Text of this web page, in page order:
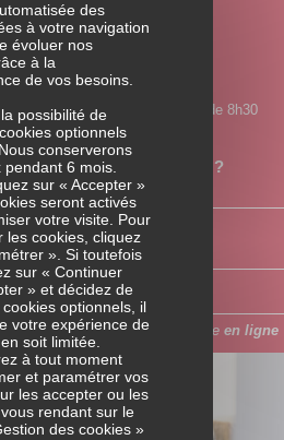
NOUS
980 990
de 8h30 à 18h et le vendredi de 8h30
à 17h30.
rappelé par un conseiller ?
ou malentendantes
Faites votre demande d’aide en ligne
des
à votre navigation
évoluer nos
à la
de vos besoins.
possibilité de
optionnels
conserverons
6 mois.
sur « Accepter »
seront activés
votre visite. Pour
les cookies, cliquez
». Si toutefois
sur « Continuer
» et décidez de
optionnels, il
votre expérience de
soit limitée.
à tout moment
et paramétrer vos
les accepter ou les
rendant sur le
des cookies »